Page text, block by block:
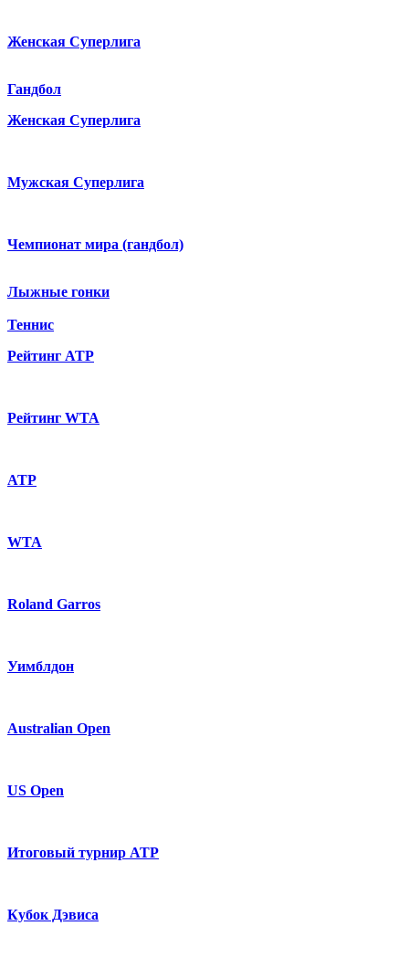
Женская Суперлига
Гандбол
Женская Суперлига
Мужская Суперлига
Чемпионат мира (гандбол)
Лыжные гонки
Теннис
Рейтинг ATP
Рейтинг WTA
ATP
WTA
Roland Garros
Уимблдон
Australian Open
US Open
Итоговый турнир ATP
Кубок Дэвиса